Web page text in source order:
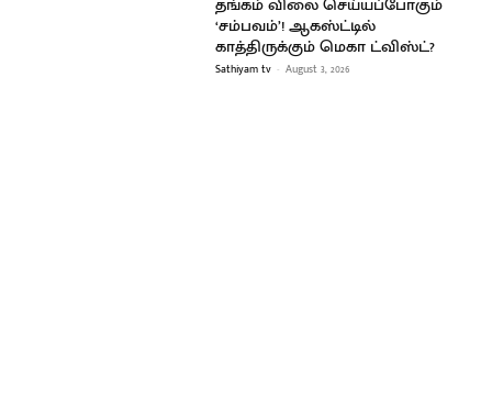
‘சம்பவம்’! ஆகஸ்ட்டில்
காத்திருக்கும் மெகா ட்விஸ்ட்?
Sathiyam tv - August 3, 2026